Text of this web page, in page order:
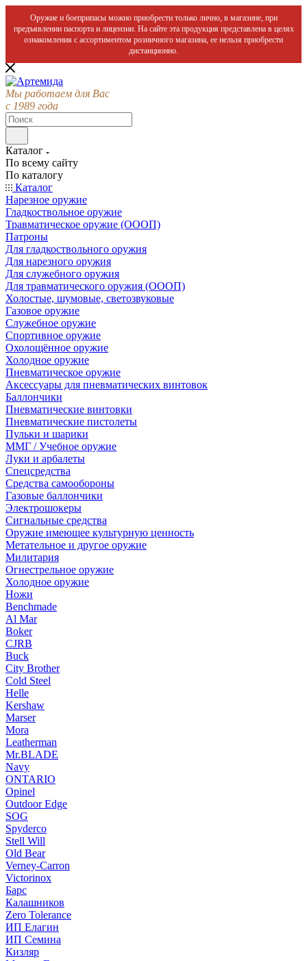
Оружие и боеприпасы можно приобрести только лично, в магазине, при
предъявлении паспорта и лицензии. На сайте эта продукция представлена в целях
ознакомления с ассортиментом розничного магазина, ее нельзя приобрести
дистанционно.
Мы работаем для Вас
с 1989 года
Каталог
По всему сайту
По каталогу
Каталог
Нарезное оружие
Гладкоствольное оружие
Травматическое оружие (ОООП)
Патроны
Для гладкоствольного оружия
Для нарезного оружия
Для служебного оружия
Для травматического оружия (ОООП)
Холостые, шумовые, светозвуковые
Газовое оружие
Служебное оружие
Спортивное оружие
Охолощённое оружие
Холодное оружие
Пневматическое оружие
Аксессуары для пневматических винтовок
Баллончики
Пневматические винтовки
Пневматические пистолеты
Пульки и шарики
ММГ / Учебное оружие
Луки и арбалеты
Спецсредства
Средства самообороны
Газовые баллончики
Электрошокеры
Сигнальные средства
Оружие имеющее культурную ценность
Метательное и другое оружие
Милитария
Огнестрельное оружие
Холодное оружие
Ножи
Benchmade
Al Mar
Boker
CJRB
Buck
City Brother
Cold Steel
Helle
Kershaw
Marser
Mora
Leatherman
Mr.BLADE
Navy
ONTARIO
Opinel
Outdoor Edge
SOG
Spyderco
Stell Will
Old Bear
Verney-Carron
Victorinox
Барс
Калашников
Zero Tolerance
ИП Елагин
ИП Семина
Кизляр